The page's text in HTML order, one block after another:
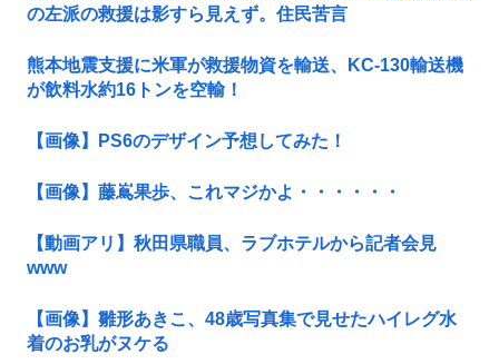
の左派の救援は影すら見えず。住民苦言
熊本地震支援に米軍が救援物資を輸送、KC-130輸送機
が飲料水約16トンを空輸！
【画像】PS6のデザイン予想してみた！
【画像】藤嶌果歩、これマジかよ・・・・・・
【動画アリ】秋田県職員、ラブホテルから記者会見
www
【画像】雛形あきこ、48歳写真集で見せたハイレグ水
着のお乳がヌケる